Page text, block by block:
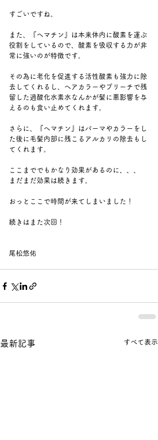
すごいですね。
また、『ヘマチン』は本来体内に酸素を運ぶ
役割をしているので、酸素を吸収する力が非
常に強いのが特徴です。
その為に老化を促進する活性酸素も強力に除
去してくれるし、ヘアカラーやブリーチで残
留した過酸化水素水なんかが髪に悪影響を与
えるのも食い止めてくれます。
さらに、『ヘマチン』はパーマやカラーをし
た後に毛髪内部に残こるアルカリの除去もし
てくれます。
ここまででもかなり効果があるのに、、、
まだまだ効果は続きます。
おっとここで時間が来てしまいました！
続きはまた次回！
尾松悠佑
最新記事 すべて表示